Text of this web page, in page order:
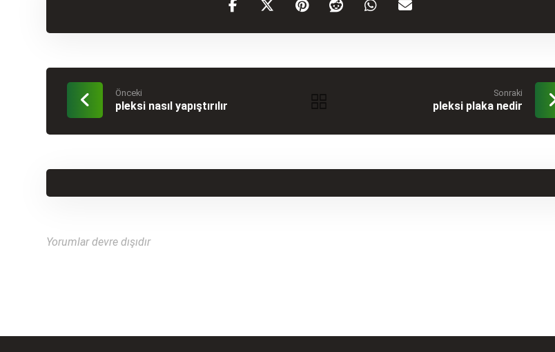
Önceki
pleksi nasıl yapıştırılır
Sonraki
pleksi plaka nedir
Yorumlar devre dışıdır